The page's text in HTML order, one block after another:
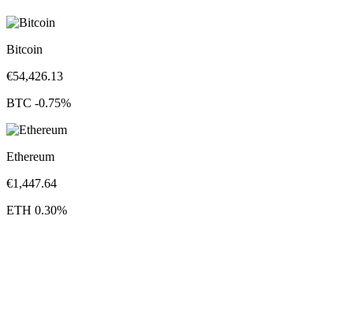
Bitcoin
€54,426.13
BTC -0.75%
Ethereum
€1,447.64
ETH 0.30%